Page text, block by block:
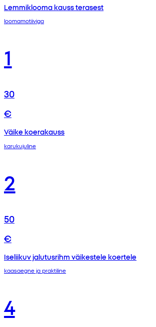
Lemmiklooma kauss terasest
loomamotiiviga
1
30
€
Väike koerakauss
karukujuline
2
50
€
Iseliikuv jalutusrihm väikestele koertele
kaasaegne ja praktiline
4